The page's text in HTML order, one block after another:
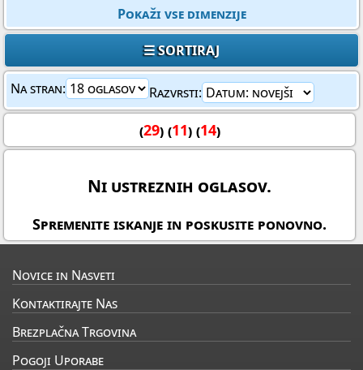
Pokaži vse dimenzije
☰ SORTIRAJ
Na stran: Razvrsti:
(29) (11) (14)
Ni ustreznih oglasov.
Spremenite iskanje in poskusite ponovno.
Novice in Nasveti
Kontaktirajte Nas
Brezplačna Trgovina
Pogoji Uporabe